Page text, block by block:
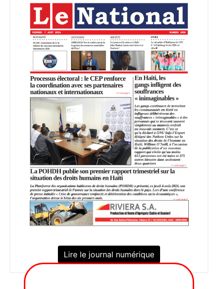
Lire le journal numérique